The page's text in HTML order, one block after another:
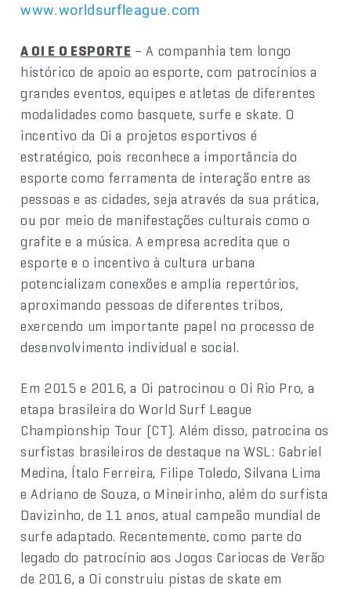
www.worldsurfleague.com
A OI E O ESPORTE – A companhia tem longo
histórico de apoio ao esporte, com patrocínios a
grandes eventos, equipes e atletas de diferentes
modalidades como basquete, surfe e skate. O
incentivo da Oi a projetos esportivos é
estratégico, pois reconhece a importância do
esporte como ferramenta de interação entre as
pessoas e as cidades, seja através da sua prática,
ou por meio de manifestações culturais como o
grafite e a música. A empresa acredita que o
esporte e o incentivo à cultura urbana
potencializam conexões e amplia repertórios,
aproximando pessoas de diferentes tribos,
exercendo um importante papel no processo de
desenvolvimento individual e social.
Em 2015 e 2016, a Oi patrocinou o Oi Rio Pro, a
etapa brasileira do World Surf League
Championship Tour (CT). Além disso, patrocina os
surfistas brasileiros de destaque na WSL: Gabriel
Medina, Ítalo Ferreira, Filipe Toledo, Silvana Lima
e Adriano de Souza, o Mineirinho, além do surfista
Davizinho, de 11 anos, atual campeão mundial de
surfe adaptado. Recentemente, como parte do
legado do patrocínio aos Jogos Cariocas de Verão
de 2016, a Oi construiu pistas de skate em